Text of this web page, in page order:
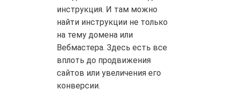
инструкция. И там можно
найти инструкции не только
на тему домена или
Вебмастера. Здесь есть все
вплоть до продвижения
сайтов или увеличения его
конверсии.